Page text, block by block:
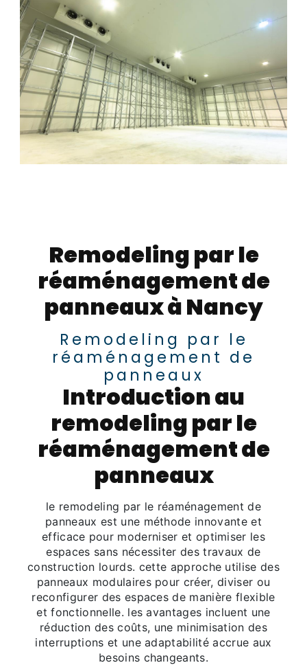
Remodeling par le
réaménagement de
panneaux à Nancy
Remodeling par le
réaménagement de
panneaux
Introduction au
remodeling par le
réaménagement de
panneaux
le remodeling par le réaménagement de
panneaux est une méthode innovante et
efficace pour moderniser et optimiser les
espaces sans nécessiter des travaux de
construction lourds. cette approche utilise des
panneaux modulaires pour créer, diviser ou
reconfigurer des espaces de manière flexible
et fonctionnelle. les avantages incluent une
réduction des coûts, une minimisation des
interruptions et une adaptabilité accrue aux
besoins changeants.